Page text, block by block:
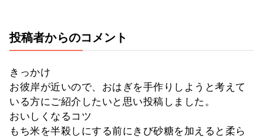
投稿者からのコメント
きっかけ
お彼岸が近いので、おはぎを手作りしようと考えて
いる方にご紹介したいと思い投稿しました。
おいしくなるコツ
もち米を半殺しにする前にきび砂糖を加えると柔ら